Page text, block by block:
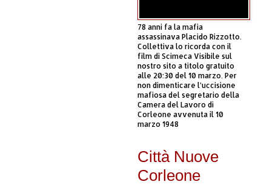
78 anni fa la mafia
assassinava Placido Rizzotto.
Collettiva lo ricorda con il
film di Scimeca Visibile sul
nostro sito a titolo gratuito
alle 20:30 del 10 marzo. Per
non dimenticare l’uccisione
mafiosa del segretario della
Camera del Lavoro di
Corleone avvenuta il 10
marzo 1948
Città Nuove
Corleone